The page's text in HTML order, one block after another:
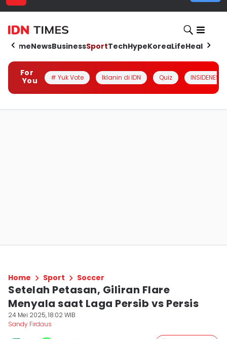
HomeNewsBusinessSportTechHypeKoreaLifeHealth
For
You
# Yuk Vote Iklanin di IDN Quiz INSIDENESIA
Home Sport Soccer
Setelah Petasan, Giliran Flare
Menyala saat Laga Persib vs Persis
24 Mei 2025, 18:02 WIB
Sandy Firdaus